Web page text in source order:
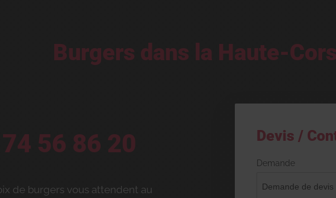
Burgers dans la Haute-
56 86 20
de burgers vous attendent au
Devis /
Demande